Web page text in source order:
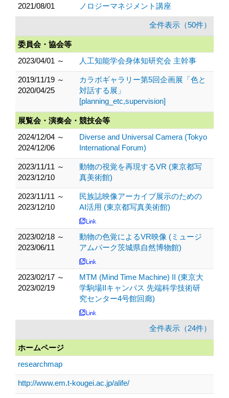
2021/08/01
ノロジーマネジメント講座
全件表示（50件）
委員会・協会等
2023/04/01 ～
人工知能学会身体知研究会 主幹事
2019/11/19 ～
2020/04/25
カラボギャラリー第5回企画展「色と
対話する展」
[planning_etc,supervision]
展覧会・演奏会・競技会等
2024/12/04 ～
2024/12/06
Diverse and Universal Camera (Tokyo
International Forum)
2023/11/11 ～
2023/12/10
動物の視覚を再現するVR (東京都写
真美術館)
2023/11/11 ～
2023/12/10
民族誌映像アーカイブ展示のための
AI活用 (東京都写真美術館)
2023/02/18 ～
2023/06/11
動物の色覚によるVR映像 (ミュージ
アムパーク茨城県自然博物館)
2023/02/17 ～
2023/02/19
MTM (Mind Time Machine) II (東京大
学駒場IIキャンパス 先端科学技術研
究センター4号館回廊)
全件表示（24件）
ホームページ
researchmap
http://www.em.t-kougei.ac.jp/alife/